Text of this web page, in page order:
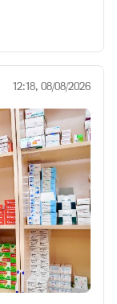
12:18, 08/08/2026